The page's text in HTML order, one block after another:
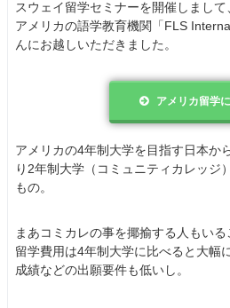
スウェイ留学セミナーを開催しまし
アメリカの語学教育機関「FLS
んにお越しいただきました。
アメリカ留学
アメリカの4年制大学を目指す日本か
り2年制大学（コミュニティカレッジ
もの。
まあコミカレの事を揶揄する人もいる
留学費用は4年制大学に比べると大幅
成績などの出願要件も低いし。